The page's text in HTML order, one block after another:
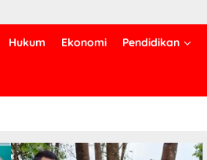
Hukum Ekonomi Pendidikan